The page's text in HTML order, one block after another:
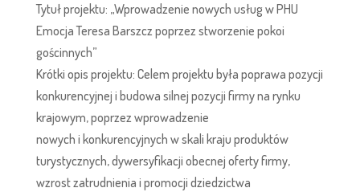
Tytuł projektu: „Wprowadzenie nowych usług w PHU
Emocja Teresa Barszcz poprzez stworzenie pokoi
gościnnych”
Krótki opis projektu: Celem projektu była poprawa pozycji
konkurencyjnej i budowa silnej pozycji firmy na rynku
krajowym, poprzez wprowadzenie
nowych i konkurencyjnych w skali kraju produktów
turystycznych, dywersyfikacji obecnej oferty firmy,
wzrost zatrudnienia i promocji dziedzictwa